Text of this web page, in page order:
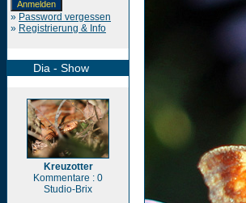
» Password vergessen
» Registrierung & Info
Dia - Show
Kreuzotter
Kommentare : 0
Studio-Brix